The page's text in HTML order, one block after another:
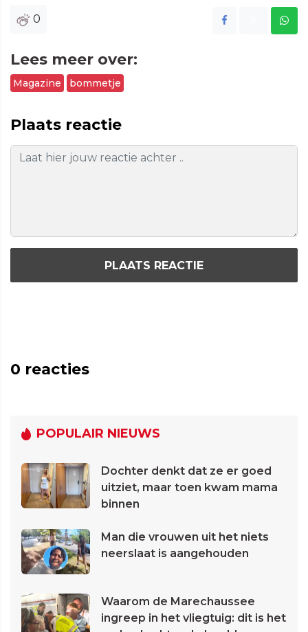
0
Lees meer over:
Magazine bommetje
Plaats reactie
PLAATS REACTIE
0 reacties
POPULAIR NIEUWS
Dochter denkt dat ze er goed
uitziet, maar toen kwam mama
binnen
Man die vrouwen uit het niets
neerslaat is aangehouden
Waarom de Marechaussee
ingreep in het vliegtuig: dit is het